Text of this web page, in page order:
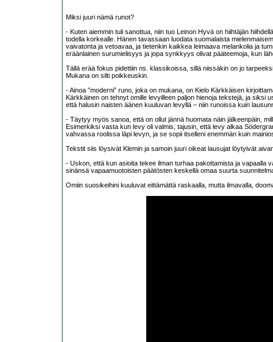
Miksi juuri nämä runot?
- Kuten aiemmin tuli sanottua, niin tuo Leinon Hyvä on hiihtäjän
todella korkealle. Hänen tavassaan luodata suomalaista
vaivatonta ja vetoavaa, ja tietenkin kaikkea leimaava melankolia ja
eräänlainen surumielisyys ja jopa synkkyys olivat pääteemoja, kun
Tällä erää fokus pidettiin ns. klassikoissa, sillä niissäkin on jo
Mukana on silti poikkeuskin.
- Ainoa ”moderni” runo, joka on mukana, on Kielo Kärkkäisen
Kärkkäinen on tehnyt omille levyilleen paljon hienoja tekstejä, ja
että halusin naisten äänen kuuluvan levyllä – niin runoissa kuin
- Täytyy myös sanoa, että on ollut jännä huomata näin jälkeenpäin,
Esimerkiksi vasta kun levy oli valmis, tajusin, että levy alkaa
vahvassa roolissa läpi levyn, ja se sopii itselleni enemmän kuin
Tekstit siis löysivät Klemin ja samoin juuri oikeat lausujat löytyivät
- Uskon, että kun asioita tekee ilman turhaa pakottamista ja vapaalla
sinänsä vapaamuotoisten päätösten keskellä omaa suurta
Omiin suosikeihini kuuluvat eittämättä raskaalla, mutta ilmavalla,